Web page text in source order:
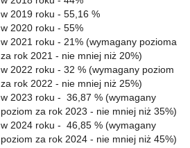
w 2019 roku - 55,16 %
w 2020 roku - 55%
w 2021 roku - 21% (wymagany pozioma
za rok 2021 - nie mniej niż 20%)
w 2022 roku - 32 % (wymagany poziom
za rok 2022 - nie mniej niż 25%)
w 2023 roku - 36,87 % (wymagany
poziom za rok 2023 - nie mniej niż 35%)
w 2024 roku - 46,85 % (wymagany
poziom za rok 2024 - nie mniej niż 45%)